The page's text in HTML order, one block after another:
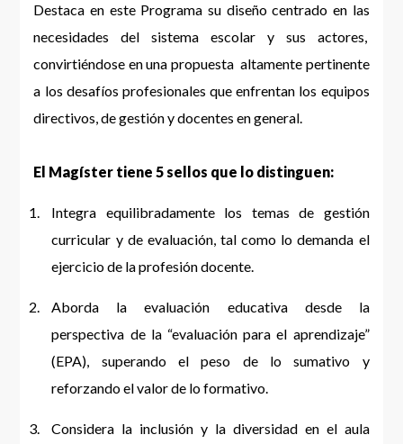
Destaca en este Programa su diseño centrado en las
necesidades del sistema escolar y sus actores,
convirtiéndose en una propuesta altamente pertinente
a los desafíos profesionales que enfrentan los equipos
directivos, de gestión y docentes en general.
El Magíster tiene 5 sellos que lo distinguen:
Integra equilibradamente los temas de gestión
curricular y de evaluación, tal como lo demanda el
ejercicio de la profesión docente.
Aborda la evaluación educativa desde la
perspectiva de la “evaluación para el aprendizaje”
(EPA), superando el peso de lo sumativo y
reforzando el valor de lo formativo.
Considera la inclusión y la diversidad en el aula